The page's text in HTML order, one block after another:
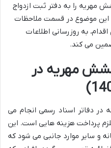
مهریه را به دفتر ثبت ازدواج
این موضوع در قسمت ملاحظات
به روزرسانی اطلاعات
می کند.
مهریه در
در دفاتر اسناد رسمی انجام می
پرداخت هزینه هایی است. این
و سایر موارد جانبی می شود که